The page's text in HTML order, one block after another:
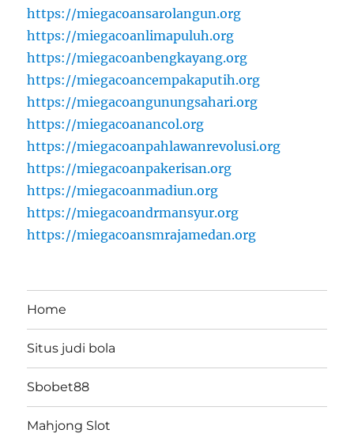
https://miegacoansarolangun.org
https://miegacoanlimapuluh.org
https://miegacoanbengkayang.org
https://miegacoancempakaputih.org
https://miegacoangunungsahari.org
https://miegacoanancol.org
https://miegacoanpahlawanrevolusi.org
https://miegacoanpakerisan.org
https://miegacoanmadiun.org
https://miegacoandrmansyur.org
https://miegacoansmrajamedan.org
Home
Situs judi bola
Sbobet88
Mahjong Slot